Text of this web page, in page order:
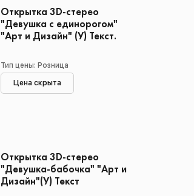
Открытка 3D-стерео
"Девушка с единорогом"
"Арт и Дизайн" (У) Текст.
Тип цены: Розница
Цена скрыта
Открытка 3D-стерео
"Девушка-бабочка" "Арт и
Дизайн"(У) Текст